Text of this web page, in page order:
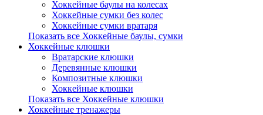
Хоккейные баулы на колесах
Хоккейные сумки без колес
Хоккейные сумки вратаря
Показать все Хоккейные баулы, сумки
Хоккейные клюшки
Вратарские клюшки
Деревянные клюшки
Композитные клюшки
Хоккейные клюшки
Показать все Хоккейные клюшки
Хоккейные тренажеры